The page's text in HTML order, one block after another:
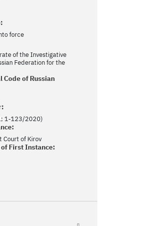
force
of the Investigative
Federation for the
of Russian
1-123/2020)
Court of Kirov
First Instance: